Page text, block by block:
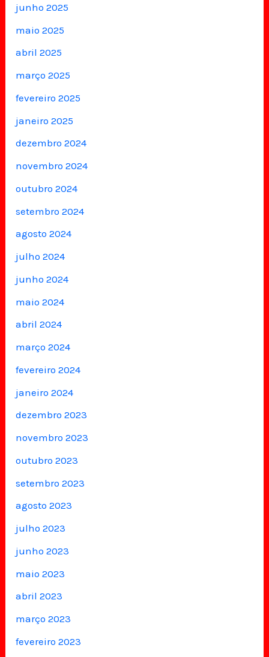
junho 2025
maio 2025
abril 2025
março 2025
fevereiro 2025
janeiro 2025
dezembro 2024
novembro 2024
outubro 2024
setembro 2024
agosto 2024
julho 2024
junho 2024
maio 2024
abril 2024
março 2024
fevereiro 2024
janeiro 2024
dezembro 2023
novembro 2023
outubro 2023
setembro 2023
agosto 2023
julho 2023
junho 2023
maio 2023
abril 2023
março 2023
fevereiro 2023